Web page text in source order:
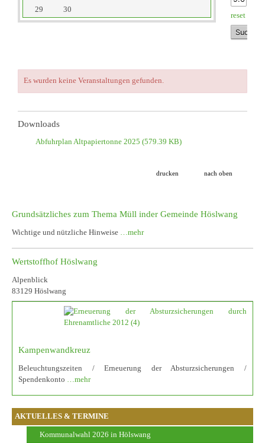
AKTUELLES & TERMINE
Kommunalwahl 2026 in Hölswang
29
30
reset
Es wurden keine Veranstaltungen gefunden.
Downloads
Abfuhrplan Altpapiertonne 2025 (579.39 KB)
drucken nach oben
Grundsätzliches zum Thema Müll inder Gemeinde Höslwang
Wichtige und nützliche Hinweise …mehr
Wertstoffhof Höslwang
Alpenblick
83129 Höslwang
Kampenwandkreuz
Beleuchtungszeiten / Erneuerung der Absturzsicherungen /
Spendenkonto …mehr